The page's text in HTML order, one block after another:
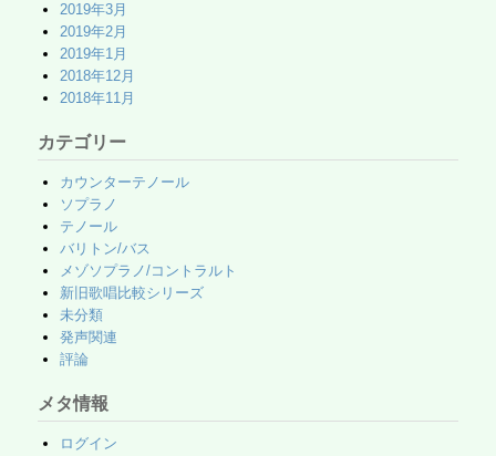
2019年3月
2019年2月
2019年1月
2018年12月
2018年11月
カテゴリー
カウンターテノール
ソプラノ
テノール
バリトン/バス
メゾソプラノ/コントラルト
新旧歌唱比較シリーズ
未分類
発声関連
評論
メタ情報
ログイン